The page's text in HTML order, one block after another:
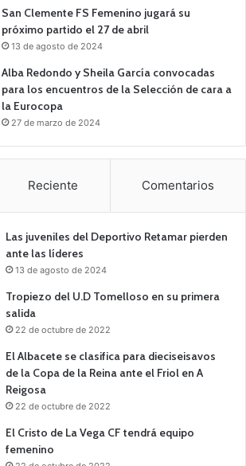
San Clemente FS Femenino jugará su
próximo partido el 27 de abril
13 de agosto de 2024
Alba Redondo y Sheila García convocadas
para los encuentros de la Selección de cara a
la Eurocopa
27 de marzo de 2024
Reciente Comentarios
Las juveniles del Deportivo Retamar pierden
ante las líderes
13 de agosto de 2024
Tropiezo del U.D Tomelloso en su primera
salida
22 de octubre de 2022
El Albacete se clasifica para dieciseisavos
de la Copa de la Reina ante el Friol en A
Reigosa
22 de octubre de 2022
El Cristo de La Vega CF tendrá equipo
femenino